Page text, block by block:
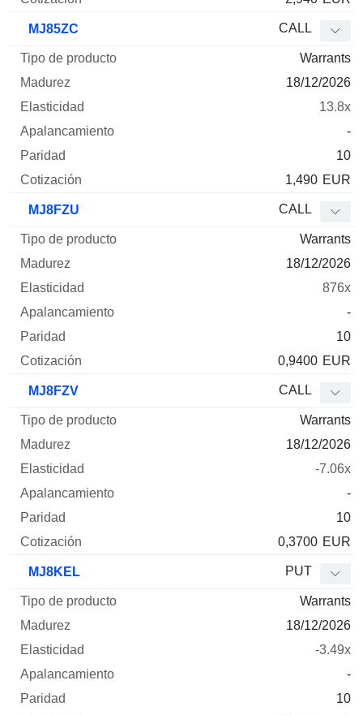
MJ85ZC CALL
Warrants
18/12/2026
13.8x
-
10
1,490 EUR
MJ8FZU CALL
Warrants
18/12/2026
876x
-
10
0,9400 EUR
MJ8FZV CALL
Warrants
18/12/2026
-7.06x
-
10
0,3700 EUR
MJ8KEL PUT
Warrants
18/12/2026
-3.49x
-
10